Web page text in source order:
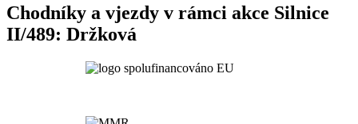
Chodníky a vjezdy v rámci akce Silnice
II/489: Držková